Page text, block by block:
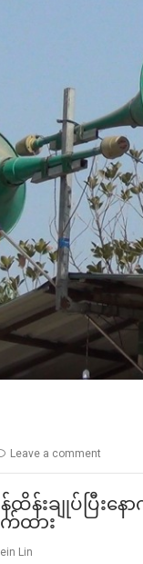
Leave a comment
န်းချုပ်ပြီးန
က်ထား
Lin
ဘဏ်နဲ့အကြွေး